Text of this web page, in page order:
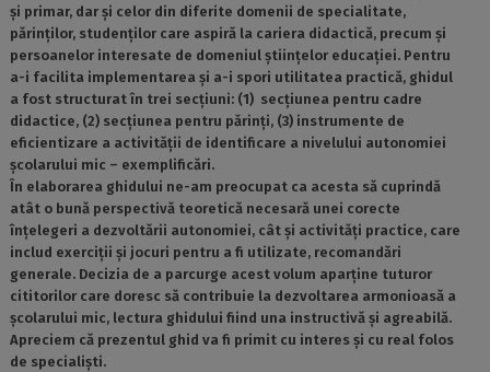
și primar, dar și celor din diferite domenii de specialitate,
părinților, studenților care aspiră la cariera didactică, precum și
persoanelor interesate de domeniul științelor educației. Pentru
a-i facilita implementarea și a-i spori utilitatea practică, ghidul
a fost structurat în trei secțiuni: (1) secțiunea pentru cadre
didactice, (2) secțiunea pentru părinți, (3) instrumente de
eficientizare a activității de identificare a nivelului autonomiei
școlarului mic – exemplificări.
În elaborarea ghidului ne-am preocupat ca acesta să cuprindă
atât o bună perspectivă teoretică necesară unei corecte
înțelegeri a dezvoltării autonomiei, cât și activități practice, care
includ exerciții și jocuri pentru a fi utilizate, recomandări
generale. Decizia de a parcurge acest volum aparține tuturor
cititorilor care doresc să contribuie la dezvoltarea armonioasă a
școlarului mic, lectura ghidului fiind una instructivă și agreabilă.
Apreciem că prezentul ghid va fi primit cu interes și cu real folos
de specialiști.